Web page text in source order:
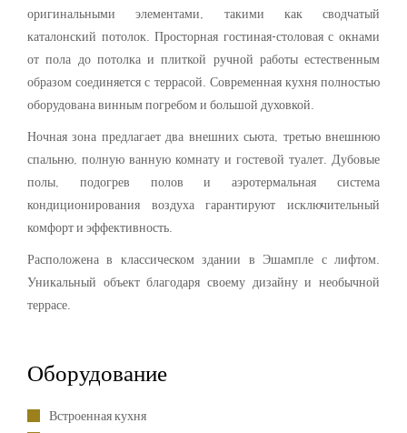
оригинальными элементами, такими как сводчатый
каталонский потолок. Просторная гостиная-столовая с окнами
от пола до потолка и плиткой ручной работы естественным
образом соединяется с террасой. Современная кухня полностью
оборудована винным погребом и большой духовкой.
Ночная зона предлагает два внешних сьюта, третью внешнюю
спальню, полную ванную комнату и гостевой туалет. Дубовые
полы, подогрев полов и аэротермальная система
кондиционирования воздуха гарантируют исключительный
комфорт и эффективность.
Расположена в классическом здании в Эшампле с лифтом.
Уникальный объект благодаря своему дизайну и необычной
террасе.
Оборудование
Встроенная кухня